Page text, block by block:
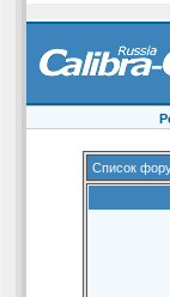
Список